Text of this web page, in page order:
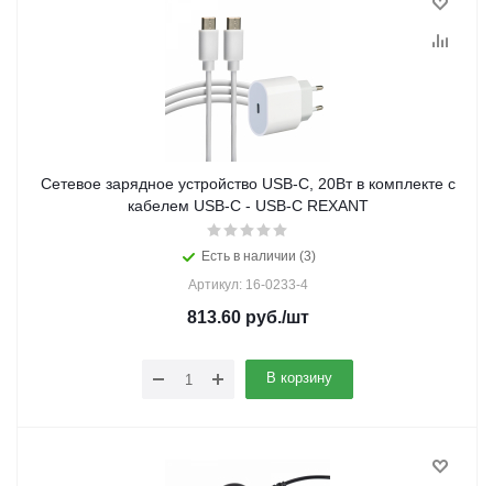
Сетевое зарядное устройство USB-C, 20Вт в комплекте с
кабелем USB-C - USB-C REXANT
Есть в наличии (3)
Артикул: 16-0233-4
813.60руб./шт
В корзину